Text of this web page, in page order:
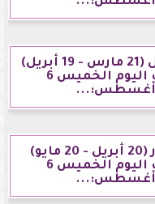
برج الحمل (21 مارس - 19 أبريل)
حظك اليوم الخميس 6
أغسطس:...
برج الثور (20 أبريل - 20 مايو)
حظك اليوم الخميس 6
أغسطس:...